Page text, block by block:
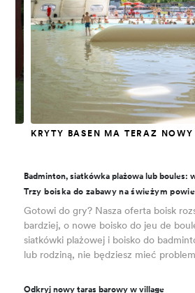
KRYTY BASEN MA TERAZ
Badminton, siatkówka plażowa lub boules:
Trzy boiska do zabawy na świeżym
Gotowi do gry? Nasza oferta boisk
bardziej, o nowe boisko do jeu de
siatkówki plażowej i boisko do
lub rodziną, nie będziesz mieć
Odkryj nowy taras barowy w village